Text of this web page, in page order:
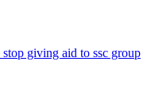
stop giving aid to ssc group